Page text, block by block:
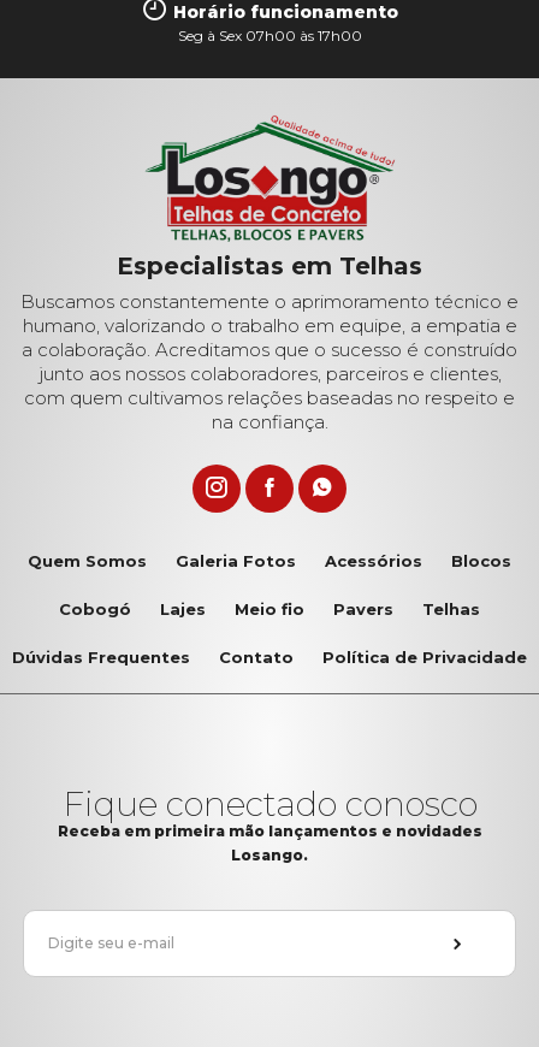
Horário funcionamento
Seg à Sex 07h00 às 17h00
Especialistas em Telhas
Buscamos constantemente o aprimoramento técnico e
humano, valorizando o trabalho em equipe, a empatia e
a colaboração. Acreditamos que o sucesso é construído
junto aos nossos colaboradores, parceiros e clientes,
com quem cultivamos relações baseadas no respeito e
na confiança.
Quem Somos Galeria Fotos Acessórios Blocos
Cobogó Lajes Meio fio Pavers Telhas
Dúvidas Frequentes Contato Política de Privacidade
Fique conectado conosco
Receba em primeira mão lançamentos e novidades
Losango.